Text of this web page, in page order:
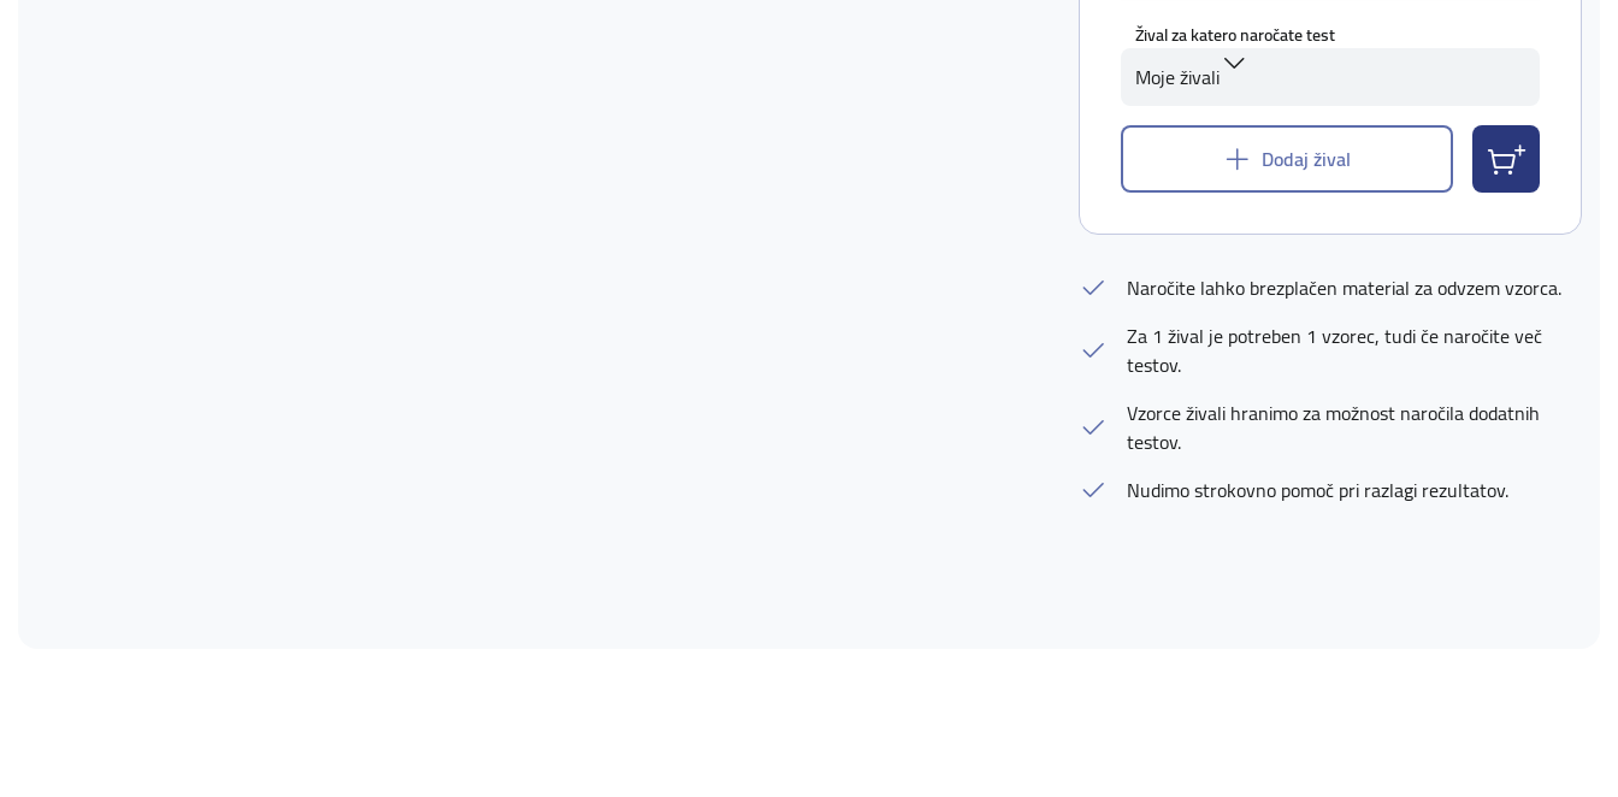
Žival za katero naročate test
Moje živali
Dodaj žival
Naročite lahko brezplačen material za odvzem vzorca.
Za 1 žival je potreben 1 vzorec, tudi če naročite več
testov.
Vzorce živali hranimo za možnost naročila dodatnih
testov.
Nudimo strokovno pomoč pri razlagi rezultatov.